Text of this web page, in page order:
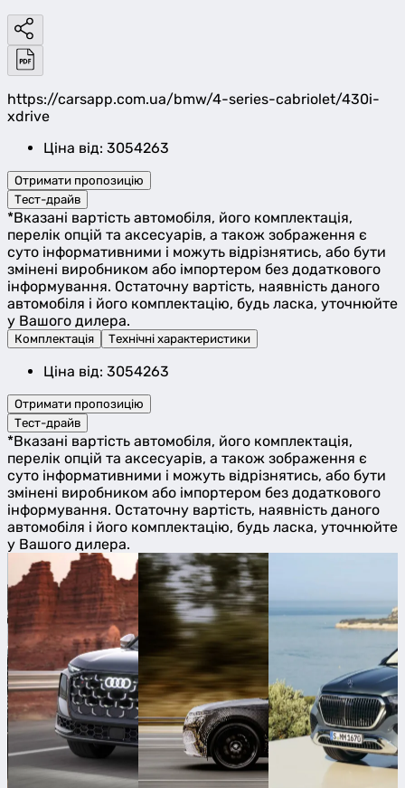
https://carsapp.com.ua/bmw/4-series-cabriolet/430i-
xdrive
Ціна від: 3054263
Отримати пропозицію
Тест-драйв
*Вказані вартість автомобіля, його комплектація,
перелік опцій та аксесуарів, а також зображення є
суто інформативними і можуть відрізнятись, або бути
змінені виробником або імпортером без додаткового
інформування. Остаточну вартість, наявність даного
автомобіля і його комплектацію, будь ласка, уточнюйте
у Вашого дилера.
Комплектація Технічні характеристики
Ціна від: 3054263
Отримати пропозицію
Тест-драйв
*Вказані вартість автомобіля, його комплектація,
перелік опцій та аксесуарів, а також зображення є
суто інформативними і можуть відрізнятись, або бути
змінені виробником або імпортером без додаткового
інформування. Остаточну вартість, наявність даного
автомобіля і його комплектацію, будь ласка, уточнюйте
у Вашого дилера.